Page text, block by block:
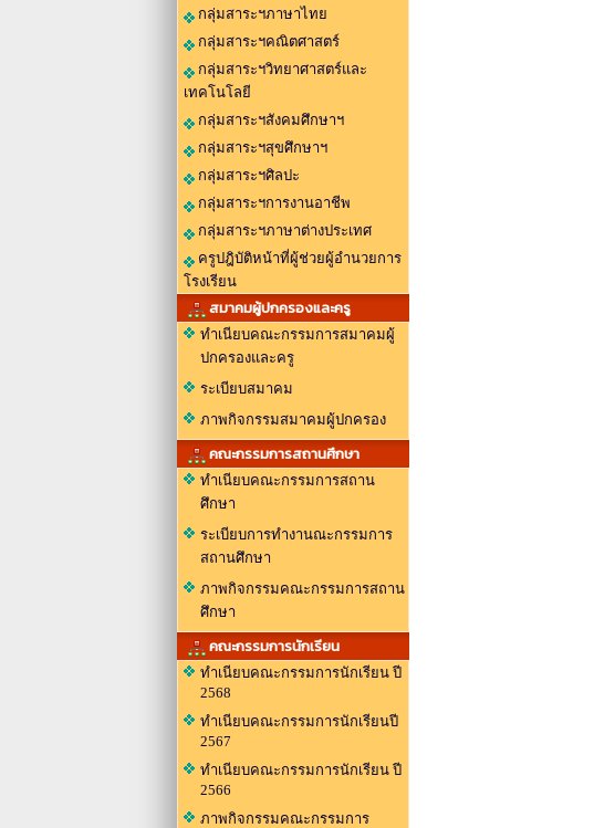
กลุ่มสาระฯภาษาไทย
กลุ่มสาระฯคณิตศาสตร์
กลุ่มสาระฯวิทยาศาสตร์และ
เทคโนโลยี
กลุ่มสาระฯสังคมศึกษาฯ
กลุ่มสาระฯสุขศึกษาฯ
กลุ่มสาระฯศิลปะ
กลุ่มสาระฯการงานอาชีพ
กลุ่มสาระฯภาษาต่างประเทศ
ครูปฎิบัติหน้าที่ผู้ช่วยผู้อำนวยการ
โรงเรียน
สมาคมผู้ปกครองและครู
ทำเนียบคณะกรรมการสมาคมผู้
ปกครองและครู
ระเบียบสมาคม
ภาพกิจกรรมสมาคมผู้ปกครอง
คณะกรรมการสถานศึกษา
ทำเนียบคณะกรรมการสถาน
ศึกษา
ระเบียบการทำงานณะกรรมการ
สถานศึกษา
ภาพกิจกรรมคณะกรรมการสถาน
ศึกษา
คณะกรรมการนักเรียน
ทำเนียบคณะกรรมการนักเรียน ปี
2568
ทำเนียบคณะกรรมการนักเรียนปี
2567
ทำเนียบคณะกรรมการนักเรียน ปี
2566
ภาพกิจกรรมคณะกรรมการ